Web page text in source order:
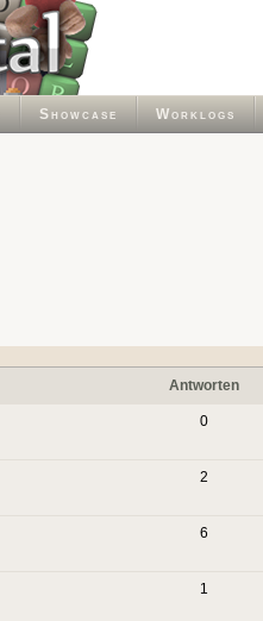
Showcase Worklogs
Antworten
0
2
6
1